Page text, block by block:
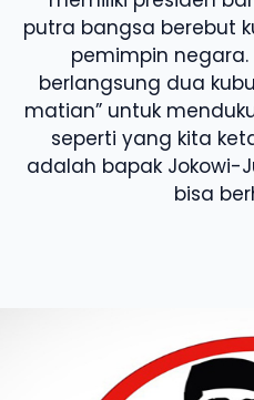
putra bangsa berebut
pemimpin
berlangsung dua
matian” untuk
seperti yang kita
adalah bapak Jokowi-
bisa